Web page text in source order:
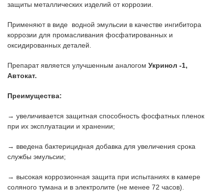
защиты металлических изделий от коррозии.
Применяют в виде водной эмульсии в качестве ингибитора
коррозии для промасливания фосфатированных и
оксидированных деталей.
Препарат является улучшенным аналогом Укринол -1,
Автокат.
Преимущества:
→ увеличивается защитная способность фосфатных пленок
при их эксплуатации и хранении;
→ введена бактерицидная добавка для увеличения срока
службы эмульсии;
→ высокая коррозионная защита при испытаниях в камере
соляного тумана и в электролите (не менее 72 часов).